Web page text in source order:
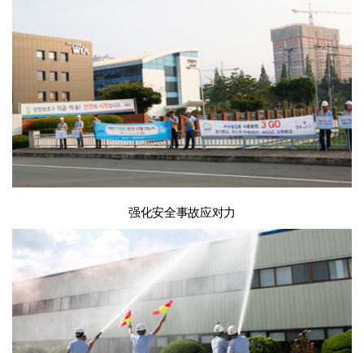
强化安全事故应对力